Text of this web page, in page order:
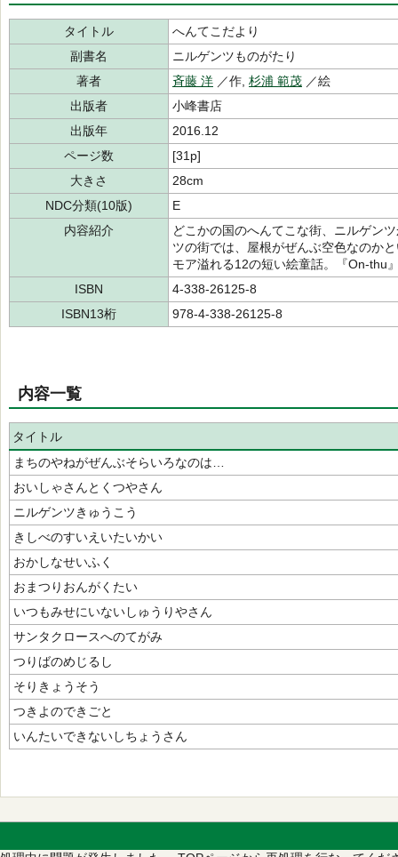
タイトル
へんてこだより
副書名
ニルゲンツものがたり
著者
斉藤 洋 ／作, 杉浦 範茂 ／絵
出版者
小峰書店
出版年
2016.12
ページ数
[31p]
大きさ
28cm
NDC分類(10版)
E
内容紹介
どこかの国のへんてこな街、ニルゲン
ツの街では、屋根がぜんぶ空色なのか
モア溢れる12の短い絵童話。『On‐thu
ISBN
4-338-26125-8
ISBN13桁
978-4-338-26125-8
内容一覧
タイトル
まちのやねがぜんぶそらいろなのは…
おいしゃさんとくつやさん
ニルゲンツきゅうこう
きしべのすいえいたいかい
おかしなせいふく
おまつりおんがくたい
いつもみせにいないしゅうりやさん
サンタクロースへのてがみ
つりばのめじるし
そりきょうそう
つきよのできごと
いんたいできないしちょうさん